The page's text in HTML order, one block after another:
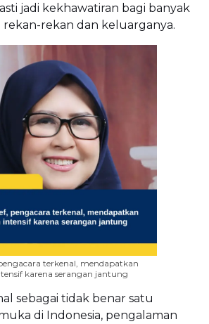
jadi kekhawatiran bagi banyak
rekan-rekan dan keluarganya.
terkenal, mendapatkan
karena serangan jantung
sebagai tidak benar satu
di Indonesia, pengalaman